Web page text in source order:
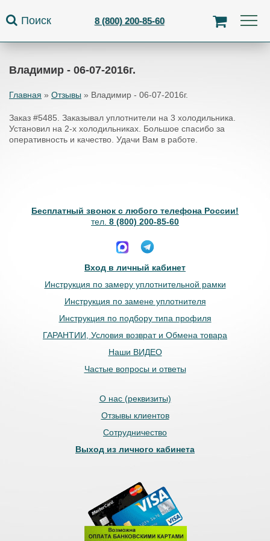
Поиск 8 (800) 200-85-60
Владимир - 06-07-2016г.
Вы здесь
Главная » Отзывы » Владимир - 06-07-2016г.
Заказ #5485. Заказывал уплотнители на 3 холодильника.
Установил на 2-х холодильниках. Большое спасибо за
оперативность и качество. Удачи Вам в работе.
Бесплатный звонок с любого телефона России!
тел. 8 (800) 200-85-60
Вход в личный кабинет
Инструкция по замеру уплотнительной рамки
Инструкция по замене уплотнителя
Инструкция по подбору типа профиля
ГАРАНТИИ, Условия возврат и Обмена товара
Наши ВИДЕО
Частые вопросы и ответы
О нас (реквизиты)
Отзывы клиентов
Сотрудничество
Выход из личного кабинета